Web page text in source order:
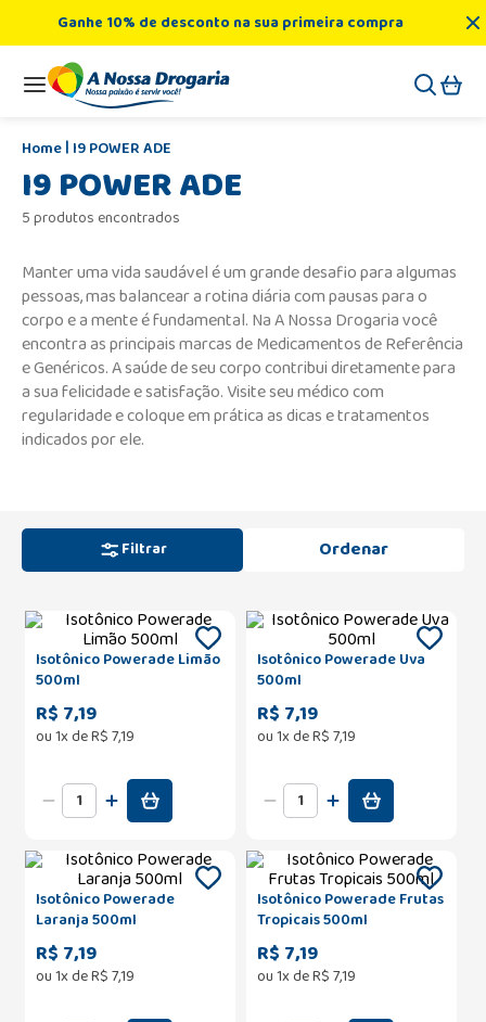
Ganhe 10% de desconto na sua primeira compra
I9 POWER ADE
I9 POWER ADE
5 produtos encontrados
Manter uma vida saudável é um grande desafio para algumas
pessoas, mas balancear a rotina diária com pausas para o
corpo e a mente é fundamental. Na A Nossa Drogaria você
encontra as principais marcas de Medicamentos de Referência
e Genéricos. A saúde de seu corpo contribui diretamente para
a sua felicidade e satisfação. Visite seu médico com
regularidade e coloque em prática as dicas e tratamentos
indicados por ele.
Filtrar
Isotônico Powerade Limão
500ml
R$ 7,19
ou1x deR$7,19
Isotônico Powerade Uva
500ml
R$ 7,19
ou1x deR$7,19
Isotônico Powerade
Laranja 500ml
R$ 7,19
ou1x deR$7,19
Isotônico Powerade Frutas
Tropicais 500ml
R$ 7,19
ou1x deR$7,19